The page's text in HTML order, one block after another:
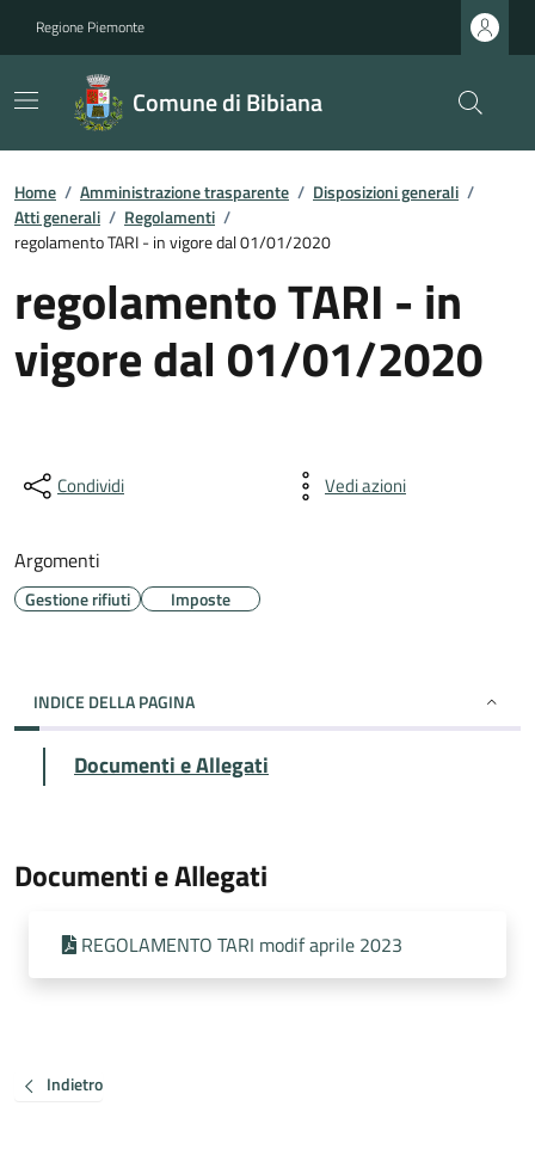
Regione Piemonte
Comune di Bibiana
Home / Amministrazione trasparente / Disposizioni generali /
Atti generali / Regolamenti /
regolamento TARI - in vigore dal 01/01/2020
regolamento TARI - in
vigore dal 01/01/2020
Condividi Vedi azioni
Argomenti
Gestione rifiuti Imposte
INDICE DELLA PAGINA
Documenti e Allegati
Documenti e Allegati
REGOLAMENTO TARI modif aprile 2023
Indietro